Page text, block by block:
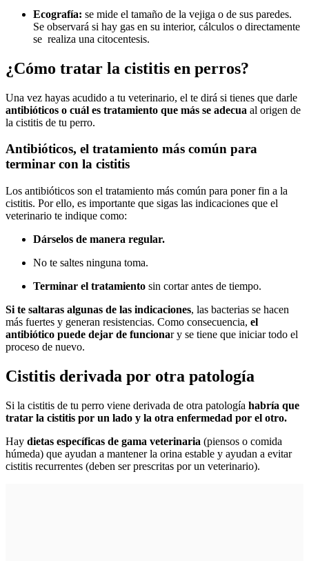
Ecografía: se mide el tamaño de la vejiga o de sus paredes.
Se observará si hay gas en su interior, cálculos o directamente
se realiza una citocentesis.
¿Cómo tratar la cistitis en perros?
Una vez hayas acudido a tu veterinario, el te dirá si tienes que darle
antibióticos o cuál es tratamiento que más se adecua al origen de
la cistitis de tu perro.
Antibióticos, el tratamiento más común para
terminar con la cistitis
Los antibióticos son el tratamiento más común para poner fin a la
cistitis. Por ello, es importante que sigas las indicaciones que el
veterinario te indique como:
Dárselos de manera regular.
No te saltes ninguna toma.
Terminar el tratamiento sin cortar antes de tiempo.
Si te saltaras algunas de las indicaciones, las bacterias se hacen
más fuertes y generan resistencias. Como consecuencia, el
antibiótico puede dejar de funcionar y se tiene que iniciar todo el
proceso de nuevo.
Cistitis derivada por otra patología
Si la cistitis de tu perro viene derivada de otra patología habría que
tratar la cistitis por un lado y la otra enfermedad por el otro.
Hay dietas específicas de gama veterinaria (piensos o comida
húmeda) que ayudan a mantener la orina estable y ayudan a evitar
cistitis recurrentes (deben ser prescritas por un veterinario).